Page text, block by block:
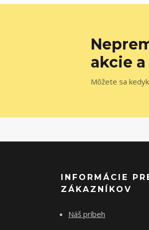
akcie a
Môžete sa
INFORMÁCIE
ZÁKAZNÍKOV
Náš príbeh